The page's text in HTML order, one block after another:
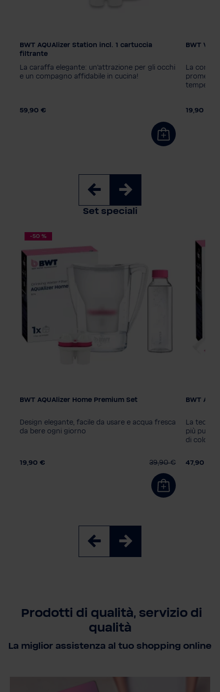
BWT AQUAlizer Station incl. 1 cartuccia
filtrante
La caraffa elegante: un'attrazione per gli occhi
e un compagno affidabile in cucina!
59,90 €
Colore
BWT
La
19,90 €
Set speciali
-50 %
BWT AQUAlizer Home Premium Set
Design elegante, facile da usare e acqua fresca
da bere ogni giorno
19,90 € 39,90 €
BWT
La
più puro,
di colore
47,90 €
Prodotti di qualità, servizio di
qualità
La miglior assistenza al tuo shopping online